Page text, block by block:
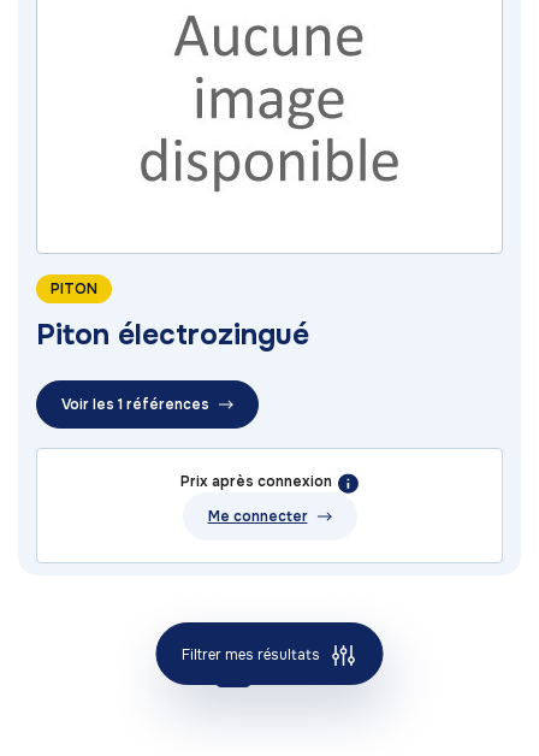
PITON
Piton électrozingué
Voir les 1 références
Prix après connexion
Me connecter
Filtrer mes résultats